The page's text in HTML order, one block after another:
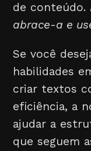
de conteúdo.
abrace-a e
Se você
habilidades
criar textos
eficiência, a
ajudar a
que seguem